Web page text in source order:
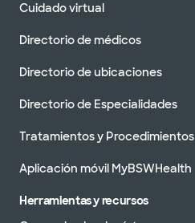
Cuidado virtual
Directorio de médicos
Directorio de ubicaciones
Directorio de Especialidades
Tratamientos y Procedimientos
Aplicación móvil MyBSWHealth
Herramientas y recursos